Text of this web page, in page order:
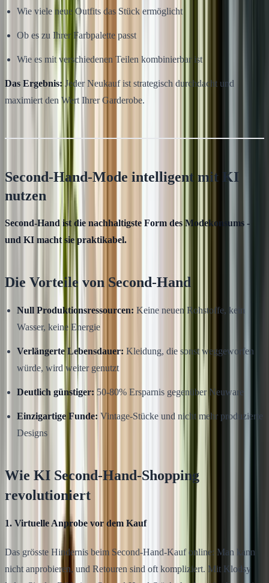
Wie viele neue Outfits das Stück ermöglicht
Ob es zu Ihrer Farbpalette passt
Wie es mit verschiedenen Teilen kombinierbar ist
Das Ergebnis: Jeder Neukauf ist strategisch durchdacht und
maximiert den Wert Ihrer Garderobe.
Second-Hand-Mode intelligent mit KI
nutzen
Second-Hand ist die nachhaltigste Form des Modekonsums -
und KI macht sie praktikabel.
Die Vorteile von Second-Hand
Null Produktionsressourcen: Keine neuen Rohstoffe, kein
Wasser, keine Energie
Verlängerte Lebensdauer: Kleidung, die sonst weggeworfen
würde, wird weiter genutzt
Deutlich günstiger: 50-80% Ersparnis gegenüber Neuware
Einzigartige Funde: Vintage-Stücke und nicht mehr produzierte
Designs
Wie KI Second-Hand-Shopping
revolutioniert
1. Virtuelle Anprobe vor dem Kauf
Das grösste Hindernis beim Second-Hand-Kauf online: Man kann
nicht anprobieren, und Retouren sind oft kompliziert. Mit Klodsy